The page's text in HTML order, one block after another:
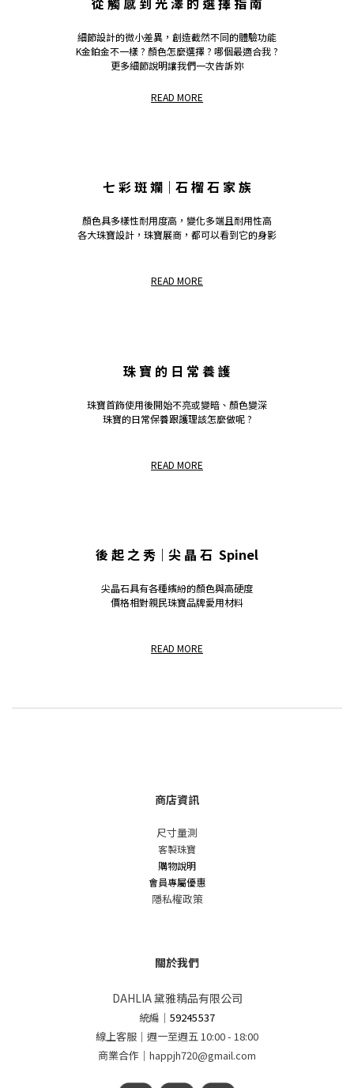
細節設計的微小差異，創造截然不同的體驗功能
K金鉑金不一樣 ? 顏色怎麼選擇 ? 哪個最適合我 ?
更多細節說明讓我們一次告訴妳
READ MORE
七 彩 斑 斕｜石 榴 石 家 族
顏色具多樣性耐用度高，變化多端且耐用性高
各大珠寶設計，珠寶展商，都可以看到它的身影
READ MORE
珠 寶 的 日 常 養 護
珠寶首飾使用後開始不亮或變暗、顏色變深
珠寶的日常保養跟護理該怎麼做呢 ?
READ MORE
後 起 之 秀｜尖 晶 石 Spinel
尖晶石具有各種繽紛的顏色與高硬度
價格相對親民珠寶品牌愛用材料
READ MORE
商店資訊
尺寸量測
客製珠寶
購物說明
會員專屬優惠
隱私權政策
關於我們
DAHLIA 黛雅精品有限公司
統編 ｜59245537
線上客服｜週一至週五 10:00 - 18:00
商業合作｜happjh720@gmail.com